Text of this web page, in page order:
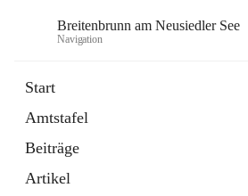
Breitenbrunn am Neusiedler See
Navigation
Start
Amtstafel
Beiträge
Artikel
18 Schnellzugriffe
Gemeindeservice